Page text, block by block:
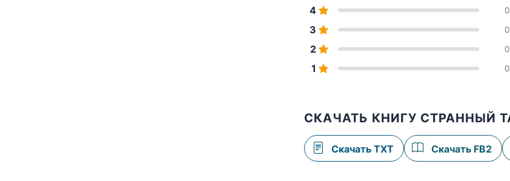
4 0
3 0
2 0
1 0
СКАЧАТЬ КНИГУ СТРАННЫЙ
Скачать TXT Скачать FB2